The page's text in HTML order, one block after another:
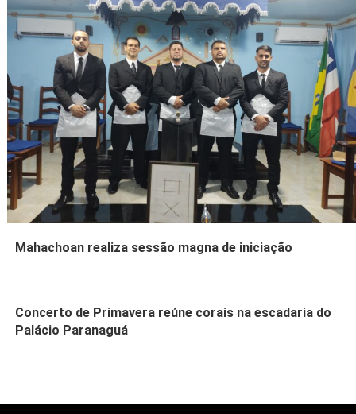
Mahachoan realiza sessão magna de iniciação
Concerto de Primavera reúne corais na escadaria do
Palácio Paranaguá